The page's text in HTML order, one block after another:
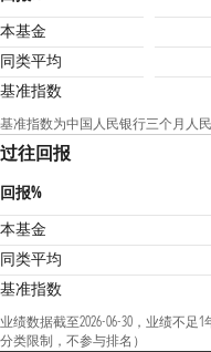
本基金
同类平均
基准指数
基准指数为中国人民银行三个月人
过往回报
回报%
本基金
同类平均
基准指数
业绩数据截至2026-06-30，业绩不
分类限制，不参与排名）